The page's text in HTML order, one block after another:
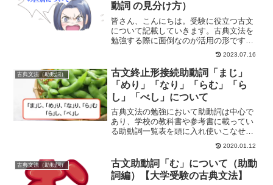
動詞 の見分け方）
皆さん、こんにちは。受験に役立つ古文
について記載していきます。古典文法を
勉強する際に面倒なのが活用の形です
ね。しかも入試で問われるのは、活用さ
れた形が一体、どの意味の助動詞、動詞
なのかよくわからなくなります。今回は
試験問題で「ぬ」「ね」が出...
2023.07.16
古典文法（助動詞）
古文終止形接続助動詞「まじ」
「めり」「なり」「らむ」「ら
し」「べし」について
古典文法の勉強において助動詞は中心で
あり、学校の教科書や参考書に載ってい
る助動詞一覧表を頭に入れ使いこなせる
レベルに持っていく必要があります。ま
た、そのためには1つ1つの助動詞につき
接続・活用・意味という3方向から整理し
なければなりません。...
2020.01.12
古典文法（助動詞）
古文助動詞「む」について（助動
詞編）【大学受験の古典文法】